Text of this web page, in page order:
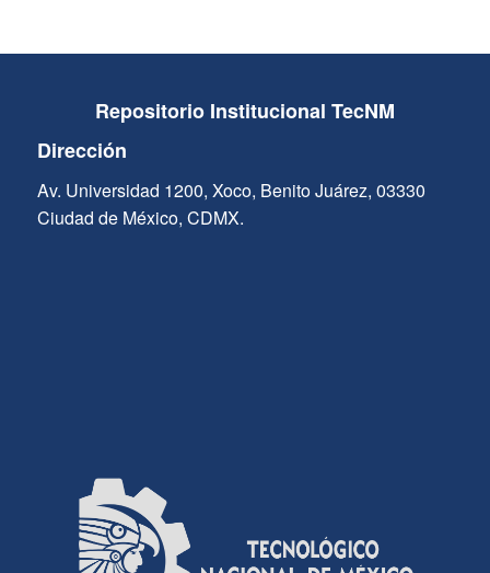
Repositorio Institucional TecNM
Dirección
Av. Universidad 1200, Xoco, Benito Juárez, 03330
Ciudad de México, CDMX.